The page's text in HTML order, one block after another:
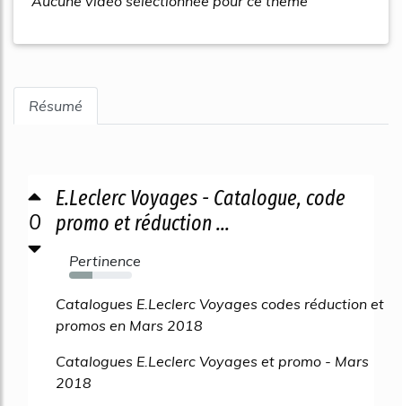
Résumé
0
E.Leclerc Voyages - Catalogue, code
promo et réduction ...
Pertinence
37%
Catalogues E.Leclerc Voyages codes réduction et
promos en Mars 2018
Catalogues E.Leclerc Voyages et promo - Mars
2018